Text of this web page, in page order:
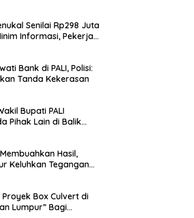
Senilai Rp298 Juta
Informasi, Pekerja
Bank di PALI, Polisi:
Tanda Kekerasan
Bupati PALI
Pihak Lain di Balik
Hasil,
Keluhkan Tegangan
Box Culvert di
Lumpur” Bagi